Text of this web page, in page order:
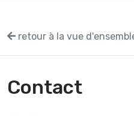
retour à la vue
Contact